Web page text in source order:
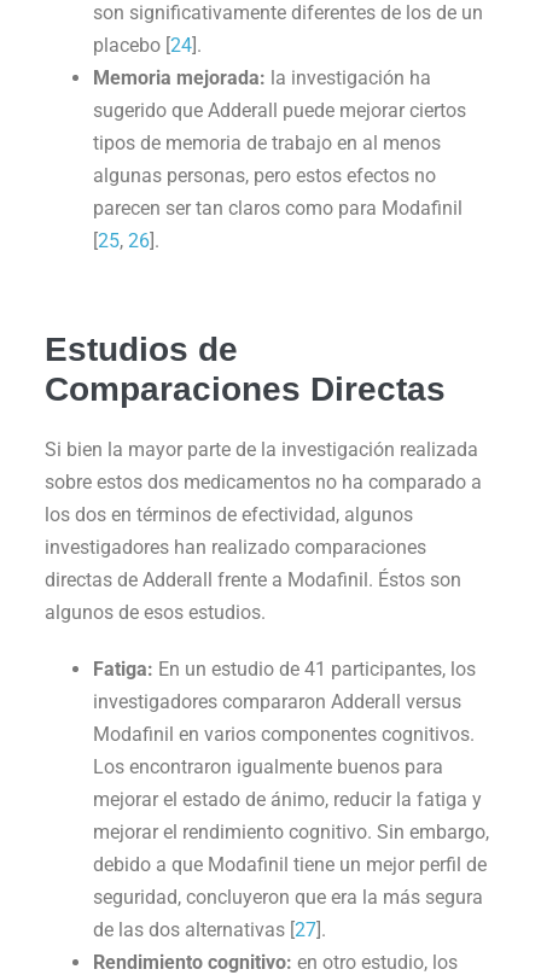
son significativamente diferentes de los de un
placebo [24].
Memoria mejorada: la investigación ha
sugerido que Adderall puede mejorar ciertos
tipos de memoria de trabajo en al menos
algunas personas, pero estos efectos no
parecen ser tan claros como para Modafinil
[25, 26].
Estudios de
Comparaciones Directas
Si bien la mayor parte de la investigación realizada
sobre estos dos medicamentos no ha comparado a
los dos en términos de efectividad, algunos
investigadores han realizado comparaciones
directas de Adderall frente a Modafinil. Éstos son
algunos de esos estudios.
Fatiga: En un estudio de 41 participantes, los
investigadores compararon Adderall versus
Modafinil en varios componentes cognitivos.
Los encontraron igualmente buenos para
mejorar el estado de ánimo, reducir la fatiga y
mejorar el rendimiento cognitivo. Sin embargo,
debido a que Modafinil tiene un mejor perfil de
seguridad, concluyeron que era la más segura
de las dos alternativas [27].
Rendimiento cognitivo: en otro estudio, los